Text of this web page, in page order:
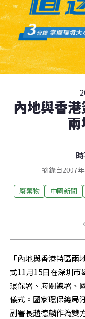
內地與香
兩
摘錄自2007
廢棄物 中國新聞
「內地與香港特區
式11月15日在深圳市
環保署、海關總署、
儀式。國家環保總局
副署長趙德麟作為雙